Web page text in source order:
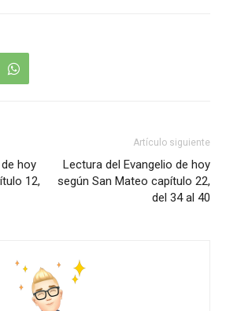
hoy
12,
Artículo siguiente
Lectura del Evangelio de hoy
según San Mateo capítulo 22,
del 34 al 40